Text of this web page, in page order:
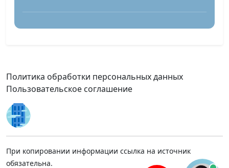
Политика обработки персональных данных
Пользовательское соглашение
При копировании информации ссылка на источник
обязательна.